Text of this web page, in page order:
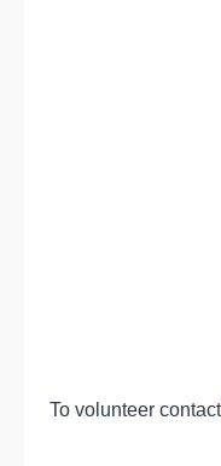
To volunteer contact